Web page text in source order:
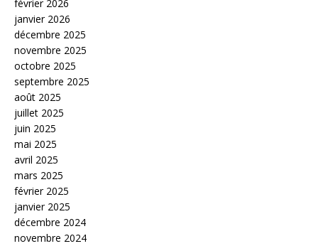
février 2026
janvier 2026
décembre 2025
novembre 2025
octobre 2025
septembre 2025
août 2025
juillet 2025
juin 2025
mai 2025
avril 2025
mars 2025
février 2025
janvier 2025
décembre 2024
novembre 2024